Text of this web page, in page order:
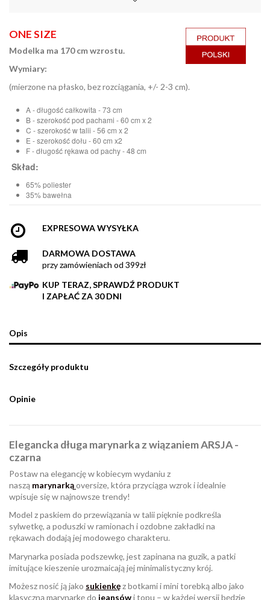
ONE SIZE
Modelka ma 170 cm wzrostu.
Wymiary:
(mierzone na płasko, bez rozciągania, +/- 2-3 cm).
A - długość całkowita - 73 cm
B - szerokość pod pachami - 60 cm x 2
C - szerokość w talii - 56 cm x 2
E - szerokość dołu - 60 cm x2
F - długość rękawa od pachy - 48 cm
Skład:
65% poliester
35% bawełna
EXPRESOWA WYSYŁKA
DARMOWA DOSTAWA
przy zamówieniach od 399zł
KUP TERAZ, SPRAWDŹ PRODUKT
I ZAPŁAĆ ZA 30 DNI
Opis
Szczegóły produktu
Opinie
Elegancka długa marynarka z wiązaniem ARSJA -
czarna
Postaw na elegancję w kobiecym wydaniu z
naszą marynarkąoversize, która przyciąga wzrok i idealnie
wpisuje się w najnowsze trendy!
Model z paskiem do przewiązania w talii pięknie podkreśla
sylwetkę, a poduszki w ramionach i ozdobne zakładki na
rękawach dodają jej modowego charakteru.
Marynarka posiada podszewkę, jest zapinana na guzik, a patki
imitujące kieszenie urozmaicają jej minimalistyczny krój.
Możesz nosić ją jako sukienkęz botkami i mini torebką albo jako
klasyczną marynarkę do jeansówi topu – w każdej wersji będzie